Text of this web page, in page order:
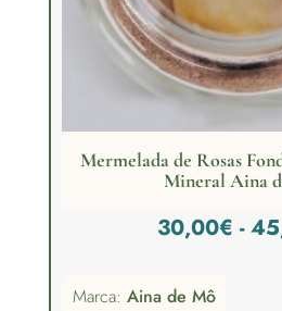
Mermelada de Rosas
Mineral Aina
30,00€ -
Marca: Aina de Mô